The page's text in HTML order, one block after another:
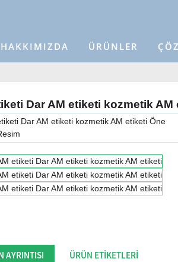
HAKKIMIZDA ÜRÜNLER
Dar AM etiketi kozmetik AM
AYRINTISI ÜRÜN ETIKETLERI